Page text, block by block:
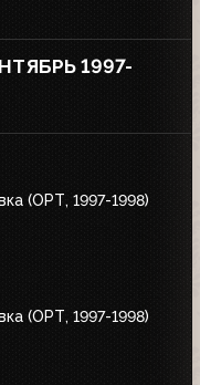
1997-
(ОРТ, 1997-1998)
(ОРТ, 1997-1998)